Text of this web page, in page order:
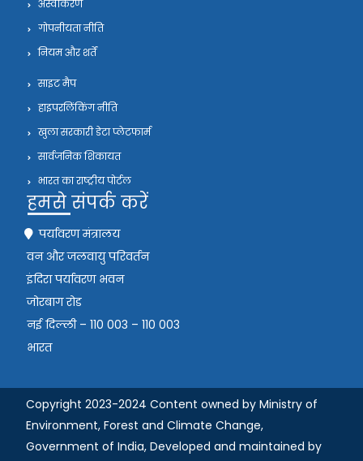
अस्वीकरण
गोपनीयता नीति
नियम और शर्तें
साइट मैप
हाइपरलिंकिंग नीति
खुला सरकारी डेटा प्लेटफार्म
सार्वजनिक शिकायत
भारत का राष्ट्रीय पोर्टल
हमसे संपर्क करें
पर्यावरण मंत्रालय
वन और जलवायु परिवर्तन
इंदिरा पर्यावरण भवन
जोरबाग रोड
नई दिल्ली – 110 003 – 110 003
भारत
Copyright 2023-2024 Content owned by Ministry of
Environment, Forest and Climate Change,
Government of India, Developed and maintained by